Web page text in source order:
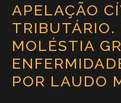
APELAÇÃO
TRIBUTÁRIO.
MOLÉSTIA
POR LAUDO